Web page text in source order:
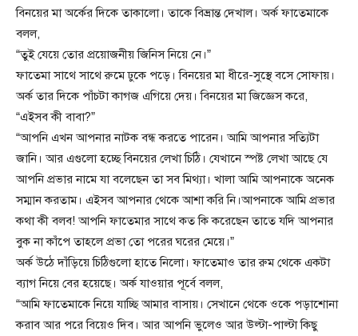
বিনয়ের মা অর্কের দিকে তাকালো। তাকে বিভ্রান্ত দেখাল। অর্ক ফাতেমাকে
বলল,
“তুই যেয়ে তোর প্রয়োজনীয় জিনিস নিয়ে নে।”
ফাতেমা সাথে সাথে রুমে ঢুকে পড়ে। বিনয়ের মা ধীরে-সুস্থে বসে সোফায়।
অর্ক তার দিকে পাঁচটা কাগজ এগিয়ে দেয়। বিনয়ের মা জিজ্ঞেস করে,
“এইসব কী বাবা?”
“আপনি এখন আপনার নাটক বন্ধ করতে পারেন। আমি আপনার সত্যিটা
জানি। আর এগুলো হচ্ছে বিনয়ের লেখা চিঠি। যেখানে স্পষ্ট লেখা আছে যে
আপনি প্রভার নামে যা বলেছেন তা সব মিথ্যা। খালা আমি আপনাকে অনেক
সম্মান করতাম। এইসব আপনার থেকে আশা করি নি।আপনাকে আমি প্রভার
কথা কী বলব! আপনি ফাতেমার সাথে কত কি করেছেন তাতে যদি আপনার
বুক না কাঁপে তাহলে প্রভা তো পরের ঘরের মেয়ে।”
অর্ক উঠে দাঁড়িয়ে চিঠিগুলো হাতে নিলো। ফাতেমাও তার রুম থেকে একটা
ব্যাগ নিয়ে বের হয়েছে। অর্ক যাওয়ার পূর্বে বলল,
“আমি ফাতেমাকে নিয়ে যাচ্ছি আমার বাসায়। সেখানে থেকে ওকে পড়াশোনা
করাব আর পরে বিয়েও দিব। আর আপনি ভুলেও আর উল্টা-পাল্টা কিছু